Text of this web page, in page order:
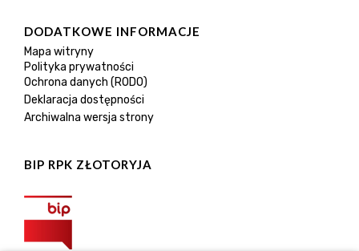
DODATKOWE INFORMACJE
Mapa witryny
Polityka prywatności
Ochrona danych (RODO)
Deklaracja dostępności
Archiwalna wersja strony
BIP RPK ZŁOTORYJA